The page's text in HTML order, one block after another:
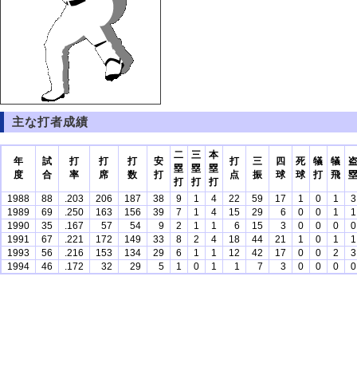
主な打者成績
年
度
試
合
打
率
打
席
打
数
安
打
二
塁
打
三
塁
打
本
塁
打
打
点
三
振
四
球
死
球
犠
打
犠
飛
1988 88 .203 206 187 38 9 1 4 22 59 17 1 0 1
3
1989
69 .250 163 156 39 7 1 4 15 29 6 0 0 1
1
1990
35 .167 57 54 9 2 1 1 6 15 3 0 0 0
0
1991
67 .221 172 149 33 8 2 4 18 44 21 1 0 1
1
1993
56 .216 153 134 29 6 1 1 12 42 17 0 0 2
3
1994
46 .172 32 29 5 1 0 1 1 7 3 0 0 0 0